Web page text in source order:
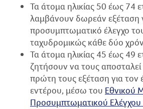
Τα άτομα ηλικίας 50 έως 74
λαμβάνουν δωρεάν εξέταση
προσυμπτωματικό έλεγχο
ταχυδρομικώς κάθε δύο
Τα άτομα ηλικίας 45 έως 49
ζητήσουν να τους
πρώτη τους εξέταση για τον
εντέρου, μέσω του Εθνικού
Προσυμπτωματικού Ελέγχου